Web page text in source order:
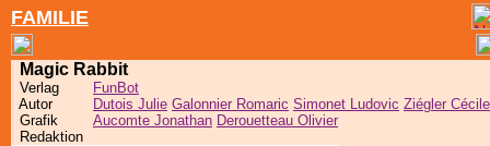
FAMILIE
Magic Rabbit
Verlag
FunBot
Autor
Dutois Julie Galonnier Romaric Simonet Ludovic Ziégler Cécile
Grafik
Aucomte Jonathan Derouetteau Olivier
Redaktion